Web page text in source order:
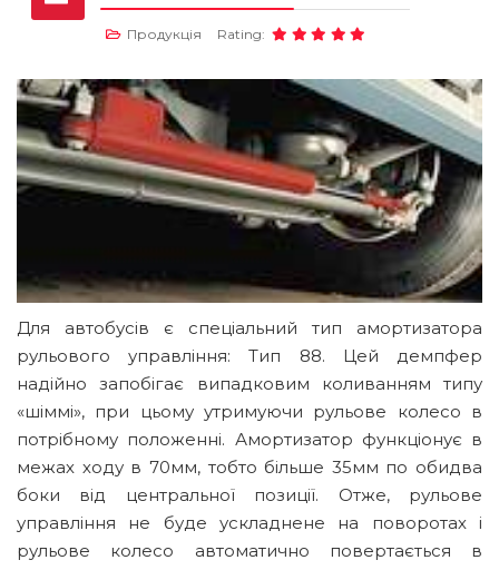
Продукція Rating:
Для автобусів є спеціальний тип амортизатора
рульового управління: Тип 88. Цей демпфер
надійно запобігає випадковим коливанням типу
«шіммі», при цьому утримуючи рульове колесо в
потрібному положенні. Амортизатор функціонує в
межах ходу в 70мм, тобто більше 35мм по обидва
боки від центральної позиції. Отже, рульове
управління не буде ускладнене на поворотах і
рульове колесо автоматично повертається в